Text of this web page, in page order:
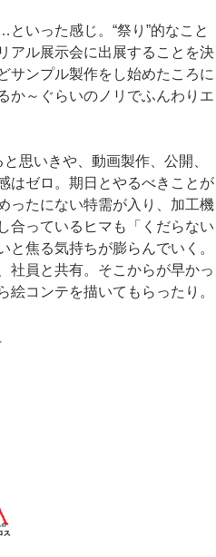
いった感じ。“祭り”的なこと
アル展示会に出展することを決
サンプル製作をし始めたころに
か～ぐらいのノリでふんわりエ
思いきや、動画製作、公開、
はゼロ。期日とやるべきことが
ったにない特需が入り、加工機
合っているヒマも「くだらない
焦る気持ちが膨らんでいく。
社員と共有。そこからが早かっ
コンテを描いてもらったり。